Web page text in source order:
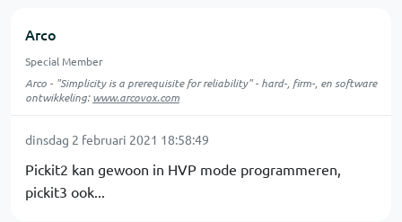
Arco
Special Member
Arco - "Simplicity is a prerequisite for reliability" - hard-, firm-, en software
ontwikkeling:www.arcovox.com
dinsdag 2 februari 2021 18:58:49
Pickit2 kan gewoon in HVP mode programmeren,
pickit3 ook...